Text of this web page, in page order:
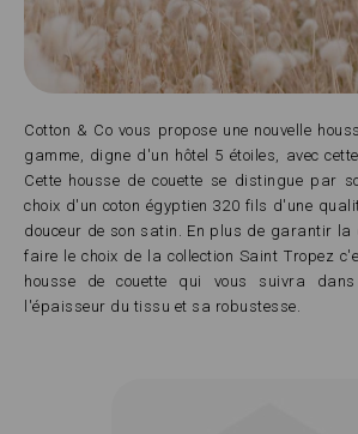
Cotton & Co vous propose une nouvelle
gamme, digne d'un hôtel 5 étoiles, avec
Cette housse de couette se distingue par
choix d'un coton égyptien 320 fils d'une
douceur de son satin. En plus de garantir la
faire le choix de la collection Saint Tropez
housse de couette qui vous suivra
l'épaisseur du tissu et sa robustesse.